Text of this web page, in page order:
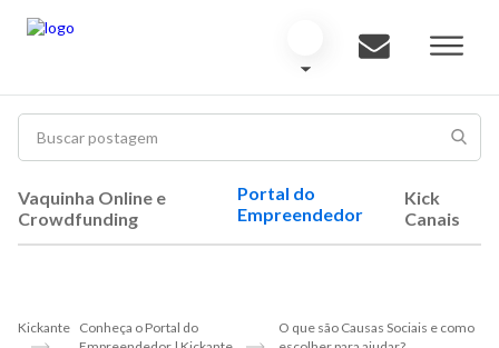
Vaquinha Online e
Crowdfunding
Portal do
Empreendedor
Kick
Canais
Kickante Conheça o Portal do
O que são Causas Sociais e como